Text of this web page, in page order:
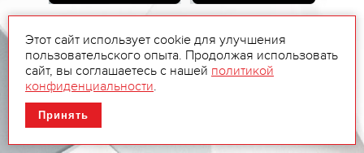
Этот сайт использует cookie для улучшения
пользовательского опыта. Продолжая использовать
сайт, вы соглашаетесь с нашей политикой
конфиденциальности.
Принять